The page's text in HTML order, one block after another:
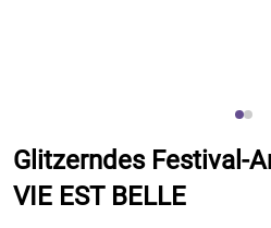
Glitzerndes Festival-
VIE EST BELLE